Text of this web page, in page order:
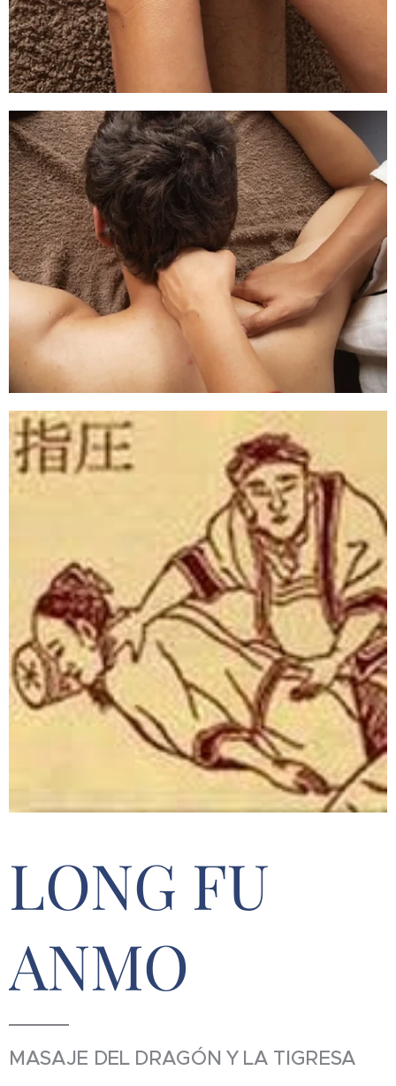
LONG FU
ANMO
MASAJE DEL DRAGÓN Y LA TIGRESA